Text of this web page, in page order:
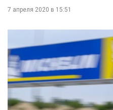
7 апреля 2020 в 15:51